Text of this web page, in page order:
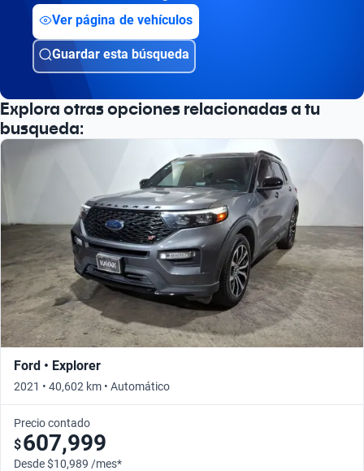
Ver página de vehículos
Guardar esta búsqueda
Explora otras opciones relacionadas a tu
busqueda:
Ford • Explorer
2021 • 40,602 km • Automático
Precio contado
$607,999
Desde $10,989 /mes*